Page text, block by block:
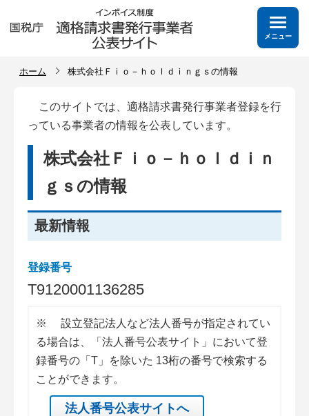
メニュー
ホーム 株式会社Ｆｉｏ－ｈｏｌｄｉｎｇｓの情報
このサイトでは、適格請求書発行事業者登録を行
っている事業者の情報を公表しています。
株式会社Ｆｉｏ－ｈｏｌｄｉｎ
ｇｓの情報
最新情報
登録番号
T9120001136285
※
設立登記法人など法人番号が指定されてい
る場合は、「法人番号公表サイト」において登
録番号の「T」を除いた 13桁の番号で検索する
ことができます。
法人番号公表サイトへ